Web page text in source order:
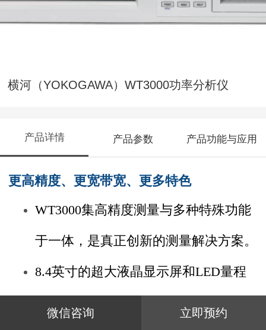
横河（YOKOGAWA）WT3000功率分析仪
产品详情 产品参数 产品功能与应用
更高精度、更宽带宽、更多特色
WT3000集高精度测量与多种特殊功能
于一体，是真正创新的测量解决方案。
8.4英寸的超大液晶显示屏和LED量程
微信咨询 立即预约